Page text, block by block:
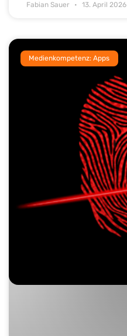
Fabian Sauer 13. April 2026
Medienkompetenz: Apps